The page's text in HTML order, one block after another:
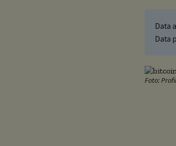
Data
Data
Foto: